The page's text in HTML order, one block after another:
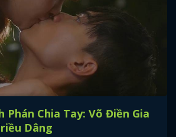
Phán Chia Tay: Võ Điền Gia
Dâng